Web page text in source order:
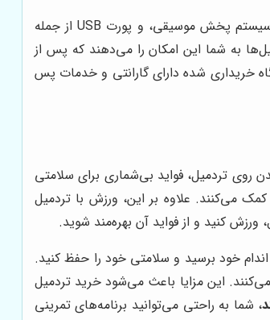
باید با دقت و آگاهی کامل انجام شود. قدرت موتور، ابعاد دستگاه، قابلیت تاشو بودن، و امکانات اضافی مانند سنسور ضربان قلب، سیستم پخش موسیقی، و پورت USB از جمله
به شما این امکان را می‌دهند که پس از
خریداری شده دارای گارانتی و خدمات پس
روی تردمیل، فواید بی‌شماری برای سلامتی
می‌کنند. علاوه بر این، ورزش با تردمیل
کنید و از فواید آن بهره‌مند شوید.
خود برسید و سلامتی خود را حفظ کنید.
این مزایا باعث می‌شود خرید تردمیل
، شما به راحتی می‌توانید برنامه‌های تمرینی